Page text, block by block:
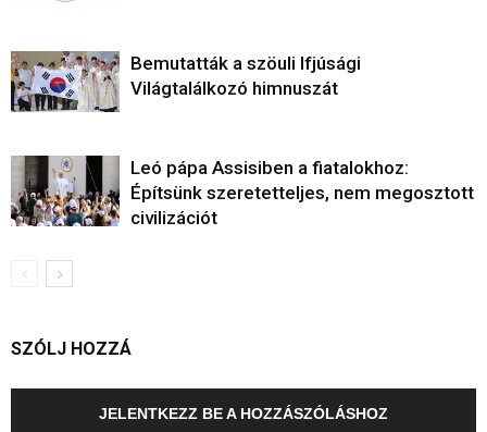
Bemutatták a szöuli Ifjúsági
Világtalálkozó himnuszát
Leó pápa Assisiben a fiatalokhoz:
Építsünk szeretetteljes, nem megosztott
civilizációt
SZÓLJ HOZZÁ
JELENTKEZZ BE A HOZZÁSZÓLÁSHOZ